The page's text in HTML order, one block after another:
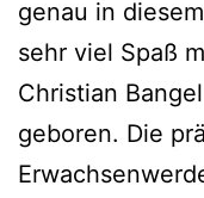
genau in
sehr viel Spaß
Christian
geboren. Die